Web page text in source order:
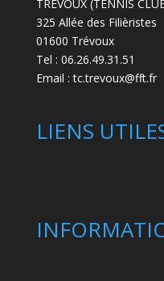
TREVOUX (TENNIS
325 Allée des Filièristes
01600 Trévoux
Tel : 06.26.49.31.51
Email :tc.trevoux@fft.fr
LIENS